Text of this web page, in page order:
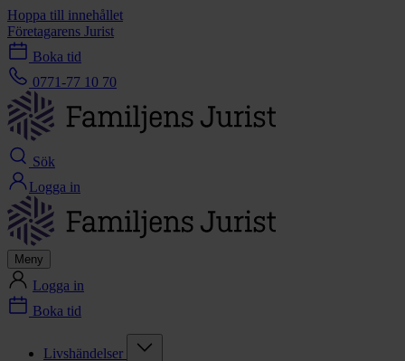
Hoppa till innehållet
Företagarens Jurist
Boka tid
0771-77 10 70
Sök
Logga in
Meny
Logga in
Boka tid
Livshändelser